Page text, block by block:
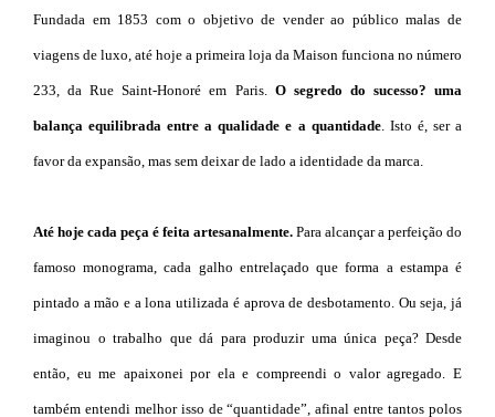
Fundada em 1853 com o objetivo de vender ao público malas de
viagens de luxo, até hoje a primeira loja da Maison funciona no número
233, da Rue Saint-Honoré em Paris. O segredo do sucesso? uma
balança equilibrada entre a qualidade e a quantidade. Isto é, ser a
favor da expansão, mas sem deixar de lado a identidade da marca.
Até hoje cada peça é feita artesanalmente. Para alcançar a perfeição do
famoso monograma, cada galho entrelaçado que forma a estampa é
pintado a mão e a lona utilizada é aprova de desbotamento. Ou seja, já
imaginou o trabalho que dá para produzir uma única peça? Desde
então, eu me apaixonei por ela e compreendi o valor agregado. E
também entendi melhor isso de “quantidade”, afinal entre tantos polos